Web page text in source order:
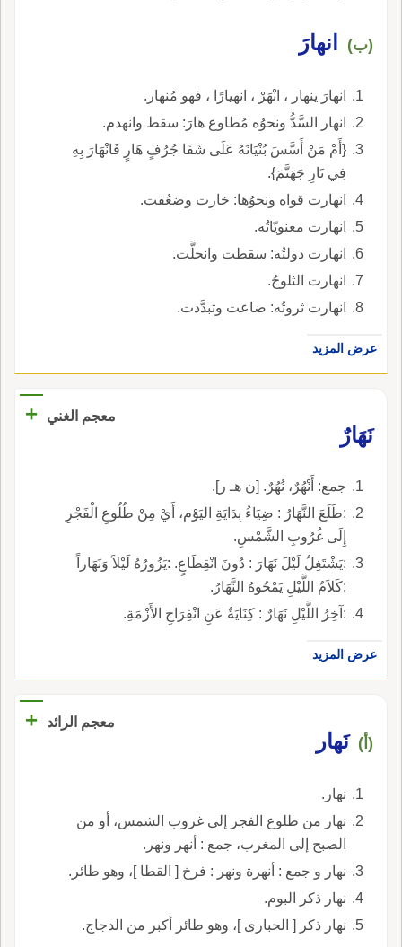
(ب) انهارَ
انهارَ ينهار ، انْهَرْ ، انهيارًا ، فهو مُنهار.
انهار السَّدُّ ونحوُه مُطاوع هارَ: سقط وانهدم.
{أَمْ مَنْ أَسَّسَ بُنْيَانَهُ عَلَى شَفَا جُرُفٍ هَارٍ فَانْهَارَ بِهِ
فِي نَارِ جَهَنَّمَ}.
انهارت قواه ونحوُها: خارت وضعُفت.
انهارت معنويّاتُه.
انهارت دولتُه: سقطت وانحلَّت.
انهارت الثلوجُ.
انهارت ثروتُه: ضاعت وتبدَّدت.
عرض المزيد
معجم الغني
+
نَهَارٌ
جمع: أَنْهُرٌ، نُهُرٌ. [ن هـ ر].
:طَلَعَ النَّهَارُ : ضِيَاءُ بِدَايَةِ اليَوْم، أَيْ مِنْ طُلُوعِ الْفَجْرِ
إِلَى غُرُوبِ الشَّمْسِ.
:يَشْتَغِلُ لَيْلَ نَهَارَ : دُونَ انْقِطَاعٍ. :يَزُورُهُ لَيْلاً وَنَهَاراً
:كَلاَمُ اللَّيْلِ يَمْحُوهُ النَّهَارُ.
:آخِرُ اللَّيْلِ نَهَارٌ : كِنَايَةٌ عَنِ انْفِرَاجِ الأَزْمَةِ.
عرض المزيد
معجم الرائد +
(أ) نَهار
نهار.
نهار من طلوع الفجر إلى غروب الشمس، أو من
الصبح إلى المغرب، جمع : أنهر ونهر.
نهار و جمع : أنهرة ونهر : فرخ [ القطا ]، وهو طائر.
نهار ذكر البوم.
نهار ذكر [ الحبارى ]، وهو طائر أكبر من الدجاج.